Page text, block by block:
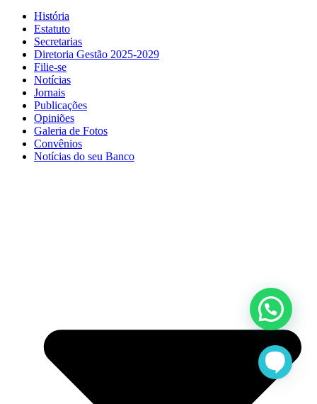
História
Estatuto
Secretarias
Diretoria Gestão 2025-2029
Filie-se
Notícias
Jornais
Publicações
Opiniões
Galeria de Fotos
Convênios
Notícias do seu Banco